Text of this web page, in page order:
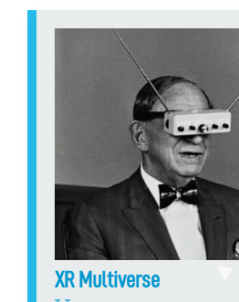
XR Multiverse